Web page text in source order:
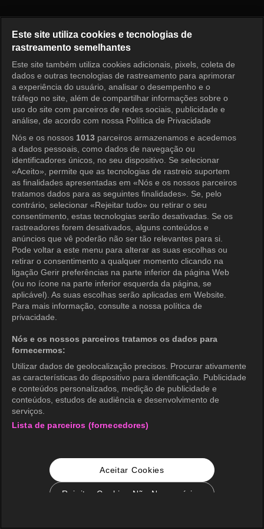
Entrar
Este site utiliza cookies e tecnologias de
rastreamento semelhantes
Este site também utiliza cookies adicionais, pixels, coleta de
dados e outras tecnologias de rastreamento para aprimorar
a experiência do usuário, analisar o desempenho e o
tráfego no site, além de compartilhar informações sobre o
uso do site com parceiros de redes sociais, publicidade e
análise, de acordo com nossa Política de Privacidade
Nós e os nossos 1013 parceiros armazenamos e acedemos
a dados pessoais, como dados de navegação ou
identificadores únicos, no seu dispositivo. Se selecionar
«Aceito», permite que as tecnologias de rastreio suportem
as finalidades apresentadas em «Nós e os nossos parceiros
tratamos dados para as seguintes finalidades». Se, pelo
contrário, selecionar «Rejeitar tudo» ou retirar o seu
consentimento, estas tecnologias serão desativadas. Se os
rastreadores forem desativados, alguns conteúdos e
anúncios que vê poderão não ser tão relevantes para si.
Pode voltar a este menu para alterar as suas escolhas ou
retirar o consentimento a qualquer momento clicando na
ligação Gerir preferências na parte inferior da página Web
(ou no ícone na parte inferior esquerda da página, se
aplicável). As suas escolhas serão aplicadas em Website.
Para mais informação, consulte a nossa política de
privacidade.
Nós e os nossos parceiros tratamos os dados para
fornecermos:
Utilizar dados de geolocalização precisos. Procurar ativamente
as características do dispositivo para identificação. Publicidade
e conteúdos personalizados, medição de publicidade e
conteúdos, estudos de audiência e desenvolvimento de
serviços.
Lista de parceiros (fornecedores)
Aceitar Cookies
Rejeitar Cookies Não Necessários